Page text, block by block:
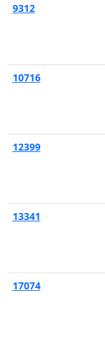
9312
10716
12399
13341
17074